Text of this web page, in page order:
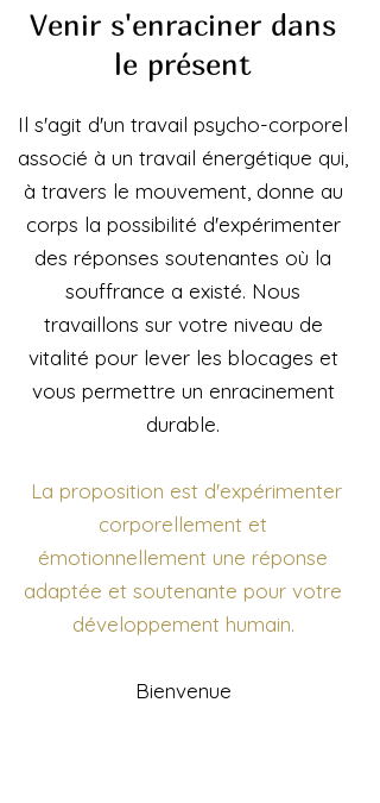
Venir s'enraciner dans
le présent
Il s'agit d'un travail psycho-corporel
associé à un travail énergétique qui,
à travers le mouvement, donne au
corps la possibilité d'expérimenter
des réponses soutenantes où la
souffrance a existé. Nous
travaillons sur votre niveau de
vitalité pour lever les blocages et
vous permettre un enracinement
durable.
La proposition est d'expérimenter
corporellement et
émotionnellement une réponse
adaptée et soutenante pour votre
développement humain.
Bienvenue